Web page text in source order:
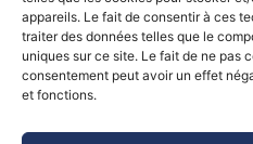
appareils. Le fait de consentir à ces
traiter des données telles que le
uniques sur ce site. Le fait de ne pas
consentement peut avoir un effet
et fonctions.
©Pôle Alpin d’études et de